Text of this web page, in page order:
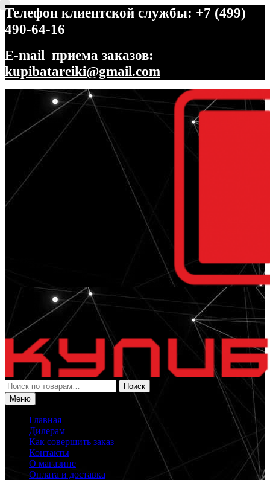
Телефон клиентской службы: +7 (499)
490-64-16
E-mail приема заказов:
kupibatareiki@gmail.com
Перейти
навигации
Перейти
содержимому
Искать:
Поиск
Меню
Главная
Дилерам
Как совершить заказ
Контакты
О магазине
Оплата и доставка